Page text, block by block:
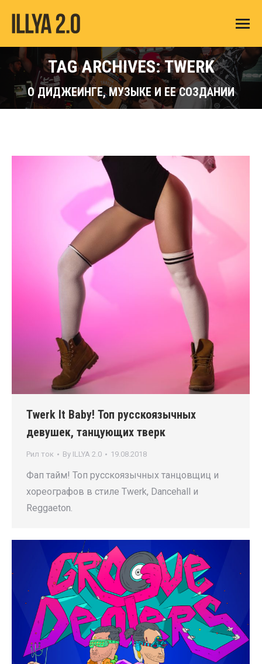
TAG ARCHIVES: TWERK
О ДИДЖЕИНГЕ, МУЗЫКЕ И ЕЕ СОЗДАНИИ
Twerk It Baby! Топ русскоязычных
девушек, танцующих тверк
Рил ток By ILLYA 2.0 19.08.2018
Фап тайм! Топ русскоязычных танцовщиц и
хореографов в стиле Twerk, Dancehall и
Reggaeton.